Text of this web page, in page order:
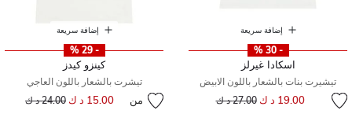
إضافة سريعة
- 30 %
اسكادا غيرلز
تيشيرت بنات بالشعار باللون الابيض
19.00 د ك سعر مخفض من
27.00 د ك
إضافة سريعة
- 29 %
كينزو كيدز
تيشرت بالشعار باللون العاجي
من 15.00 د ك سعر مخفض من
24.00 د ك إلى